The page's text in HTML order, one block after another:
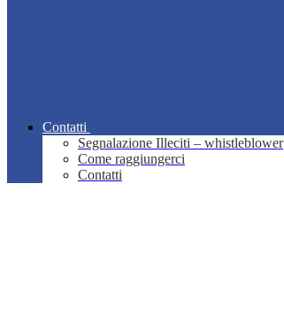
Contatti
Segnalazione Illeciti – whistleblower
Come raggiungerci
Contatti